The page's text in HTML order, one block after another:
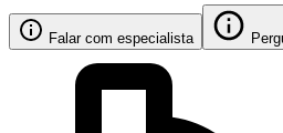
Falar com especialista